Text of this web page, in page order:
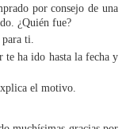
por consejo de una
¿Quién fue?
ti.
te ha ido hasta la fecha y
el motivo.